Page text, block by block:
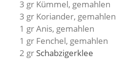
3 gr Kümmel, gemahlen
3 gr Koriander, gemahlen
1 gr Anis, gemahlen
1 gr Fenchel, gemahlen
2 gr Schabzigerklee